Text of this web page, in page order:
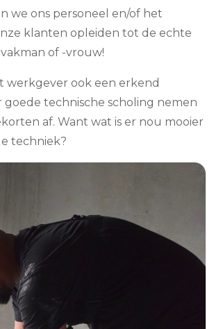
we ons personeel en/of het
klanten opleiden tot de echte
of -vrouw!
werkgever ook een erkend
goede technische scholing nemen
af. Want wat is er nou mooier
techniek?